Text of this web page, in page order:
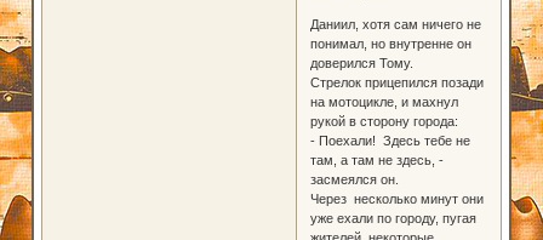
Даниил, хотя сам ничего не
понимал, но внутренне он
доверился Тому.
Стрелок прицепился позади
на мотоцикле, и махнул
рукой в сторону города:
- Поехали! Здесь тебе не
там, а там не здесь, -
засмеялся он.
Через несколько минут они
уже ехали по городу, пугая
жителей, некоторые